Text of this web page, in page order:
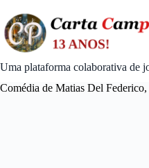
content
Uma plataforma colaborativa de
Comédia de Matias Del